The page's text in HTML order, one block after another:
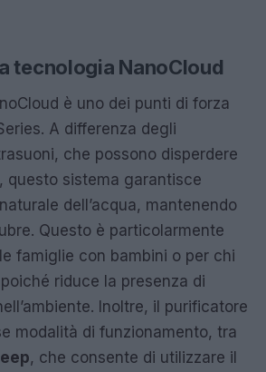
tecnologia NanoCloud
è uno dei punti di forza
A differenza degli
che possono disperdere
questo sistema garantisce
dell’acqua, mantenendo
Questo è particolarmente
famiglie con bambini o per chi
riduce la presenza di
Inoltre, il purificatore
modalità di funzionamento, tra
, che consente di utilizzare il